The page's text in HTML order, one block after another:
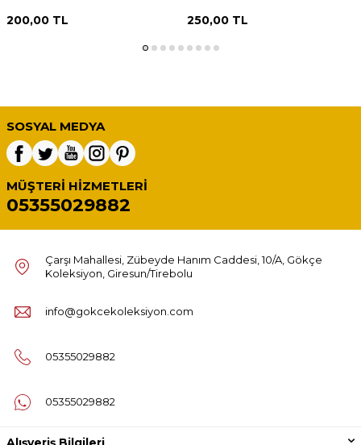
200,00 TL 250,00TL
SOSYAL MEDYA
MÜŞTERI HIZMETLERI
05355029882
Çarşı Mahallesi, Zübeyde Hanım Caddesi, 10/A, Gökçe
Koleksiyon, Giresun/Tirebolu
info@gokcekoleksiyon.com
05355029882
05355029882